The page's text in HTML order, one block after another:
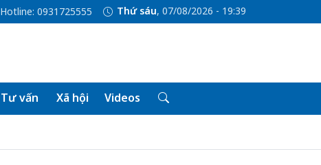
Hotline: 0931725555 Thứ sáu, 07/08/2026 - 19:39
Tư vấn Xã hội Videos